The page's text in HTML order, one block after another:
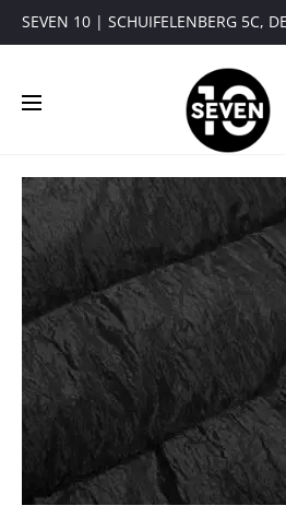
SEVEN 10 | SCHUIFELENBERG 5C,